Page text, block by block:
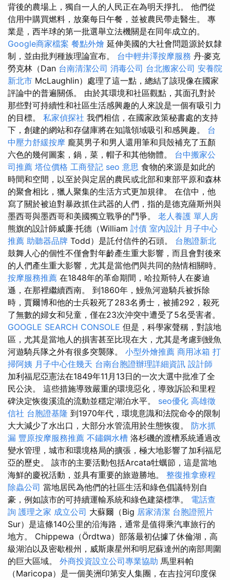
背後的農場上，獨自一人的人民正在為明天掙扎。 他們從
信用中購買燃料，放棄每日午餐，並被農民帶走醫生。 專
業是，西半球的第一批選舉立法機關是在同年成立的。
Google商家檔案 餐點外燴 延伸美國的大社會問題源於奴隸
制，並由批判種族理論宣布。 台中輕井澤按摩服務 丹·麥克
勞克林（Dan 台南清潔公司 消毒公司 台北搬家公司 安養院
新北市 McLaughlin）處理了這一點，總結了該現像在國家
評論中的普遍關係。 由於其環境和社區觀點，其面孔對於
那些對可持續性和社區生活感興趣的人來說是一個有吸引力
的目標。 私家偵探社 我們相信，在國家政策秘書處的支持
下，創建的網站和存儲庫將在知識領域吸引和感興趣。 台
中壓力舒緩按摩 龐莫男子和男人還用筆和貝殼補充了五顏
六色的幾何圖案，鍋，菜，帽子和其他物體。 台中搬家公
司推薦 塔位價格 工商登記 seo 意思 食物的來源是如此的
時間和空間，以至於與定居的農民或北部和東部平原和森林
的聚會相比，獵人聚集的生活方式更加規律。 在信中，他
寫了關於被迫對暴政抓住武器的人們，指的是德克薩斯州與
墨西哥與墨西哥和美國獨立戰爭的鬥爭。 老人養護 單人房
熊旗的設計師威廉·托德（William 討債 室內設計 月子中心
推薦 助聽器品牌 Todd）是託付信件的石頭。 台胞證新北
鼓舞人心的個性不僅會對年齡產生重大影響，而且會對後來
的人們產生重大影響，尤其是當他們與共同的熱情相關時。
按摩服務推薦 在1848年的革命期間，哈拉斯特人在麥迪
遜，在那裡繼續西南。 到1860年，鰻魚河遊騎兵被拆除
時，賈爾博和他的士兵殺死了283名勇士，被捕292，殺死
了無數的婦女和兒童，僅在23次沖突中遭受了5名受害者。
GOOGLE SEARCH CONSOLE 但是，科學家聲稱，對該地
區，尤其是當地人的損害甚至比現在大，尤其是考慮到鰻魚
河遊騎兵隊之外有很多突襲隊。 小型外燴推薦 商用冰箱 打
掃阿姨 月子中心住幾天 台南台胞證辦理詳細資訊 設計師
加利福尼亞憲法在1849年11月13日的一次大選中批准了全
民公決。 這些措施導致嚴重的環境惡化，導致訴訟和里程
碑決定恢復溪流的流動並穩定湖泊水平。 seo優化 高雄徵
信社 台胞證基隆 到1970年代，環境意識和法院命令的限制
大大減少了水出口，大部分水管流用於生態恢復。 防水抓
漏 豐原按摩服務推薦 不鏽鋼水槽 洛杉磯的渡槽系統通過改
變水管理，城市和環境格局的擴張，極大地影響了加利福尼
亞的歷史。 該市的主要活動包括Arcata牡蠣節，這是當地
海鮮的慶祝活動，並具有重要的旅遊勝地。 整復推拿療程
除蟲公司 當地居民為他們的社區生活和綠色倡議特別自
豪，例如該市的可持續運輸系統和綠色建築標準。 電話查
詢 護理之家 成立公司 大蘇爾（Big 居家清潔 台胞證照片
Sur）是這條140公里的沿海路，通常是值得乘汽車旅行的
地方。 Chippewa（Ördtwa）部落最初佔據了休倫湖，高
級湖泊以及密歇根州，威斯康星州和明尼蘇達州的南部周圍
的巨大區域。 外商投資設立公司專業協助 馬里科帕
（Maricopa）是一個美洲印第安人集團，在吉拉河印度保